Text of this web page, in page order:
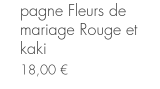
pagne Fleurs de
mariage Rouge et
kaki
18,00 €